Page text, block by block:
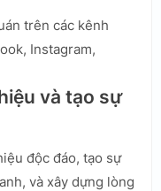
trên các kênh
Instagram,
và tạo sự
độc đáo, tạo sự
và xây dựng lòng